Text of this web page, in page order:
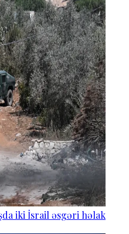
iki İsrail əsgəri həlak